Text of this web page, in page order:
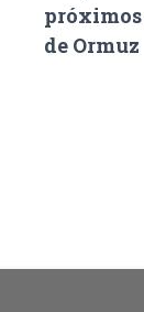
de Ormuz